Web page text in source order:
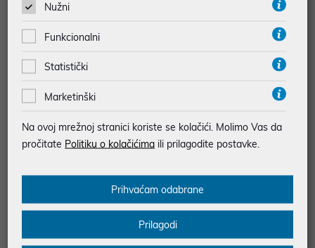
Haier Tundra Plus AS50TDDHR
A-THC-5,0/5,2 KW-set
929,00 €
Energetski razred: A++
F1FA-WH -bijela mat-3,5/4,2 K
Nužni
Funkcionalni
Statistički
Marketinški
Na ovoj mrežnoj stranici koriste se kolačići. Molimo Vas da
pročitate Politiku o kolačićima ili prilagodite postavke.
Prihvaćam odabrane
Prilagodi